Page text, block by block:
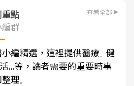
點 查看全部
編群
小編精選，這裡提供醫療、 健
...等，讀者需要的重要時事
理。